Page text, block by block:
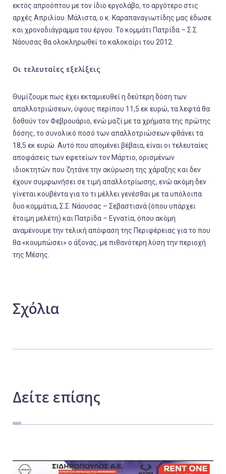
εκτός απροόπτου με τον ίδιο εργολάβο, το αργότερο στις
αρχές Απριλίου. Μάλιστα, ο κ. Καραπαναγιωτίδης μας έδωσε
και χρονοδιάγραμμα του έργου. Το κομμάτι Πατρίδα – Σ.Σ.
Νάουσας θα ολοκληρωθεί το καλοκαίρι του 2012.
Οι τελευταίες εξελίξεις
Θυμίζουμε πως έχει εκταμιευθεί η δεύτερη δόση των
απαλλοτριώσεων, ύψους περίπου 11,5 εκ ευρώ, τα λεφτά θα
δοθούν τον Φεβρουάριο, ενώ μαζί με τα χρήματα της πρώτης
δόσης, το συνολικό ποσό των απαλλοτριώσεων φθάνει τα
18,5 εκ ευρώ. Αυτό που απομένει βέβαια, είναι οι τελευταίες
αποφάσεις των εφετείων τον Μάρτιο, ορισμένων
ιδιοκτητών που ζητάνε την ακύρωση της χάραξης και δεν
έχουν συμφωνήσει σε τιμή απαλλοτρίωσης, ενώ ακόμη δεν
γίνεται κουβέντα για το τι μέλλει γενέσθαι με τα υπόλοιπα
δυο κομμάτια, Σ.Σ. Νάουσας – Σεβαστιανά (όπου υπάρχει
έτοιμη μελέτη) και Πατρίδα – Εγνατία, όπου ακόμη
αναμένουμε την τελική απόφαση της Περιφέρειας για το που
θα «κουμπώσει» ο άξονας, με πιθανότερη λύση την περιοχή
της Μέσης.
Σχόλια
Δείτε επίσης